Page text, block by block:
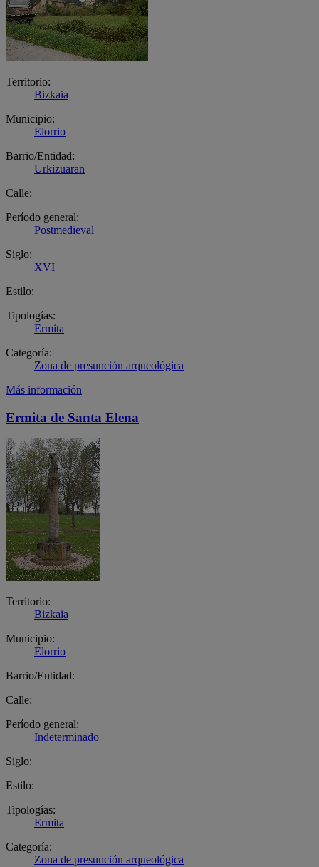
Territorio:
Bizkaia
Municipio:
Elorrio
Barrio/Entidad:
Urkizuaran
Calle:
Período general:
Postmedieval
Siglo:
XVI
Estilo:
Tipologías:
Ermita
Categoría:
Zona de presunción arqueológica
Más información
Ermita de Santa Elena
Territorio:
Bizkaia
Municipio:
Elorrio
Barrio/Entidad:
Calle:
Período general:
Indeterminado
Siglo:
Estilo:
Tipologías:
Ermita
Categoría:
Zona de presunción arqueológica